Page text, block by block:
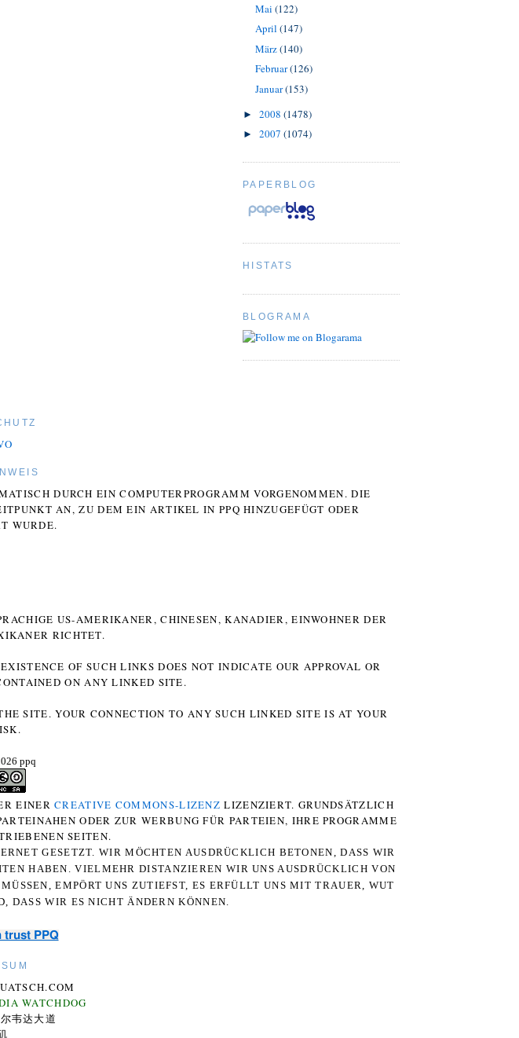
Mai (122)
April (147)
März(140)
Februar(126)
Januar(153)
► 2008 (1478)
► 2007 (1074)
PAPERBLOG
HISTATS
BLOGRAMA
DURCH EIN COMPUTERPROGRAMM VORGENOMMEN. DIE
AN, ZU DEM EIN ARTIKEL IN PPQ HINZUGEFÜGT ODER
WURDE.
US-AMERIKANER, CHINESEN, KANADIER, EINWOHNER DER P
RICHTET.
OF SUCH LINKS DOES NOT INDICATE OUR APPROVAL OR
ON ANY LINKED SITE.
SITE. YOUR CONNECTION TO ANY SUCH LINKED SITE IS AT YOUR
ppq
EINERCREATIVE COMMONS-LIZENZ LIZENZIERT. GRUNDSÄTZLICH
ODER ZUR WERBUNG FÜR PARTEIEN, IHRE PROGRAMME
SEITEN.
GESETZT. WIR MÖCHTEN AUSDRÜCKLICH BETONEN, DASS WIR
HABEN. VIELMEHR DISTANZIEREN WIR UNS AUSDRÜCKLICH VON
EMPÖRT UNS ZUTIEFST, ES ERFÜLLT UNS MIT TRAUER, WUT
DASS WIR ES NICHT ÄNDERN KÖNNEN.
trust PPQ
WATCHDOG
韦达大道